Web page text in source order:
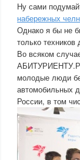
Ну сами
набережных
Однако я бы не
только
Во всяком
АБИТУРИЕНТУ.РУ
молодые люди
автомобильных
России, в том